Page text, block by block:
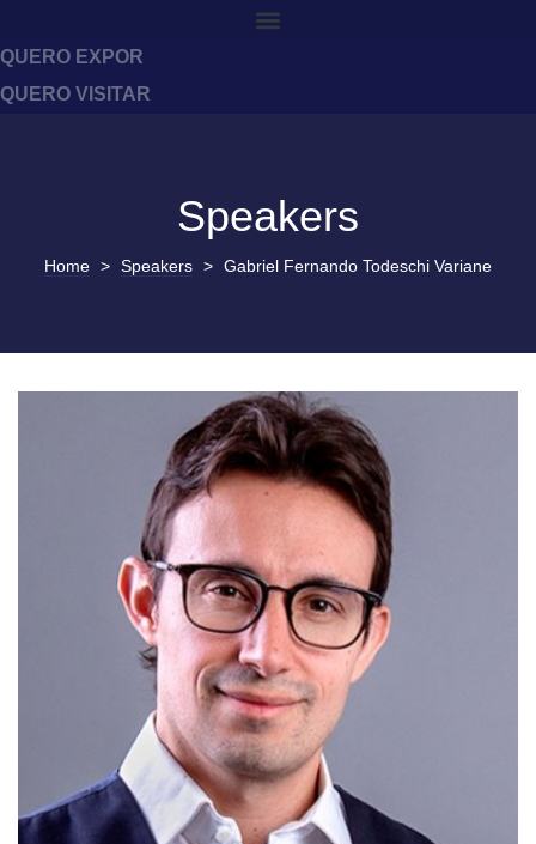
QUERO EXPOR
QUERO VISITAR
Speakers
Home > Speakers > Gabriel Fernando Todeschi Variane